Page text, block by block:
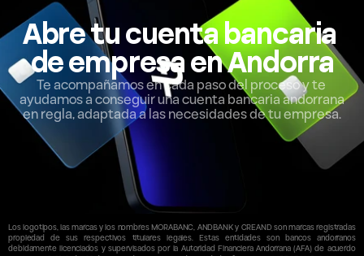
Abre tu cuenta bancaria
de empresa en Andorra
Te acompañamos en cada paso del proceso y te
ayudamos a conseguir una cuenta bancaria andorrana
en regla, adaptada a las necesidades de tu empresa.
Los logotipos, las marcas y los nombres MORABANC, ANDBANK y CREAND son marcas registradas
propiedad de sus respectivos titulares legales. Estas entidades son bancos andorranos
debidamente licenciados y supervisados por la Autoridad Financiera Andorrana (AFA) de acuerdo